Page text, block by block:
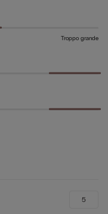
Troppo grande
5